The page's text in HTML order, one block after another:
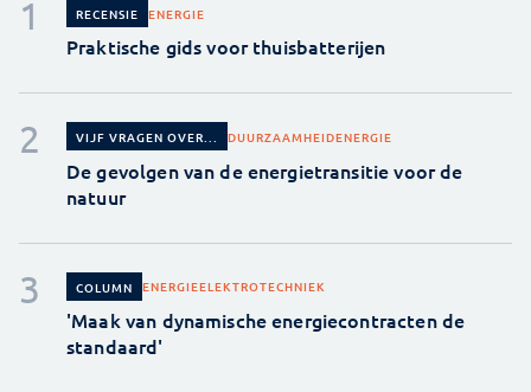
RECENSIE ENERGIE
Praktische gids voor thuisbatterijen
VIJF VRAGEN OVER... DUURZAAMHEIDENERGIE
De gevolgen van de energietransitie voor de
natuur
COLUMN ENERGIEELEKTROTECHNIEK
'Maak van dynamische energiecontracten de
standaard'